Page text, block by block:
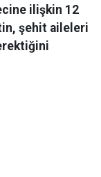
ilişkin 12
şehit aileleri